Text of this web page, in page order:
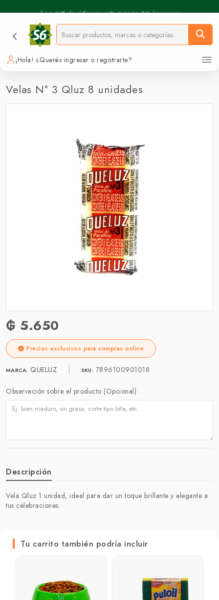
⚡️ Pickup Express - Retirás en 30 min.
¡Hola! ¿Querés ingresar o registrarte?
Velas N° 3 Qluz 8 unidades
₲ 5.650
Precios exclusivos para compras online
MARCA: QUELUZ SKU: 7896100901018
Observación sobre el producto (Opcional)
Descripción
Vela Qluz 1 unidad, ideal para dar un toque brillante y elegante a
tus celebraciones.
Tu carrito también podría incluir